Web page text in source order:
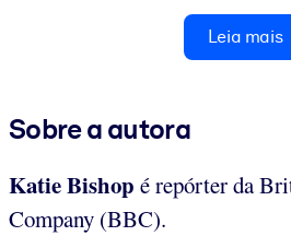
Leia mais
Sobre a autora
Katie Bishop é repórter da
Company (BBC).